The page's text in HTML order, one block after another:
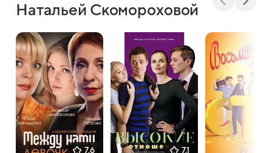
Натальей Скомороховой
7,6 7,1